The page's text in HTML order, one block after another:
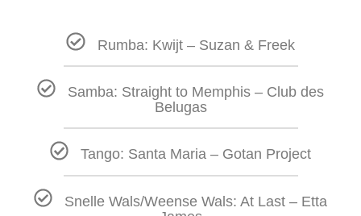
Rumba: Kwijt – Suzan & Freek
Samba: Straight to Memphis – Club des
Belugas
Tango: Santa Maria – Gotan Project
Snelle Wals/Weense Wals: At Last – Etta